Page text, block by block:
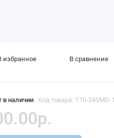
в наличии Код товара: T10-
избранное В сравнение